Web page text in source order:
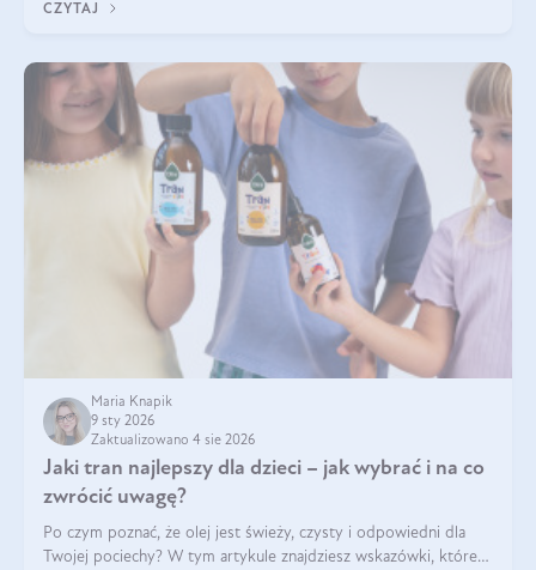
CZYTAJ
Maria Knapik
9 sty 2026
Zaktualizowano 4 sie 2026
Jaki tran najlepszy dla dzieci – jak wybrać i na co
zwrócić uwagę?
Po czym poznać, że olej jest świeży, czysty i odpowiedni dla
Twojej pociechy? W tym artykule znajdziesz wskazówki, które